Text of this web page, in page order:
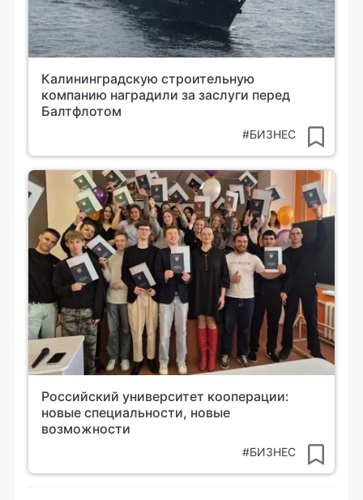
Калининградскую строительную
компанию наградили за заслуги перед
Балтфлотом
#БИЗНЕС
Российский университет кооперации:
новые специальности, новые
возможности
#БИЗНЕС